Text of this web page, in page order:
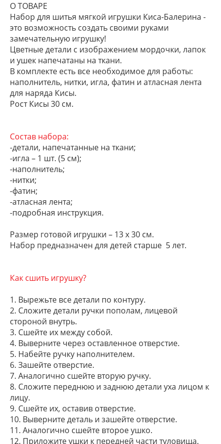
О ТОВАРЕ
Набор для шитья мягкой игрушки Киса-Балерина -
это возможность создать своими руками
замечательную игрушку!
Цветные детали с изображением мордочки, лапок
и ушек напечатаны на ткани.
В комплекте есть все необходимое для работы:
наполнитель, нитки, игла, фатин и атласная лента
для наряда Кисы.
Рост Кисы 30 см.
Состав набора:
-детали, напечатанные на ткани;
-игла – 1 шт. (5 см);
-наполнитель;
-нитки;
-фатин;
-атласная лента;
-подробная инструкция.
Размер готовой игрушки – 13 x 30 см.
Набор предназначен для детей старше 5 лет.
Как сшить игрушку?
1. Вырежьте все детали по контуру.
2. Сложите детали ручки пополам, лицевой
стороной внутрь.
3. Сшейте их между собой.
4. Выверните через оставленное отверстие.
5. Набейте ручку наполнителем.
6. Зашейте отверстие.
7. Аналогично сшейте вторую ручку.
8. Сложите переднюю и заднюю детали уха лицом к
лицу.
9. Сшейте их, оставив отверстие.
10. Выверните деталь и зашейте отверстие.
11. Аналогично сшейте второе ушко.
12. Приложите ушки к передней части туловища.